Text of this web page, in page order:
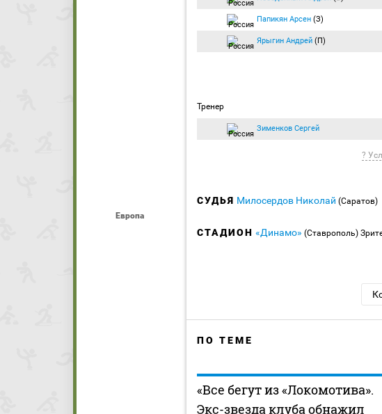
Европа
Папикян Арсен (З)
Ярыгин Андрей (П)
Тренер
Зименков Сергей
?
СУДЬЯ Милосердов Николай (Саратов)
СТАДИОН «Динамо» (Ставрополь)
ПО ТЕМЕ
«Все бегут из «Локомотива».
Экс-звезда клуба обнажил